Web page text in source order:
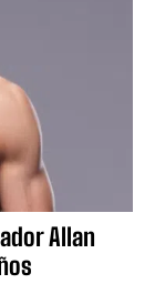
Allan